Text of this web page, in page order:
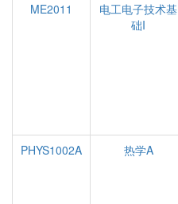
ME2011
电工电子技术基
础I
PHYS1002A
热学A